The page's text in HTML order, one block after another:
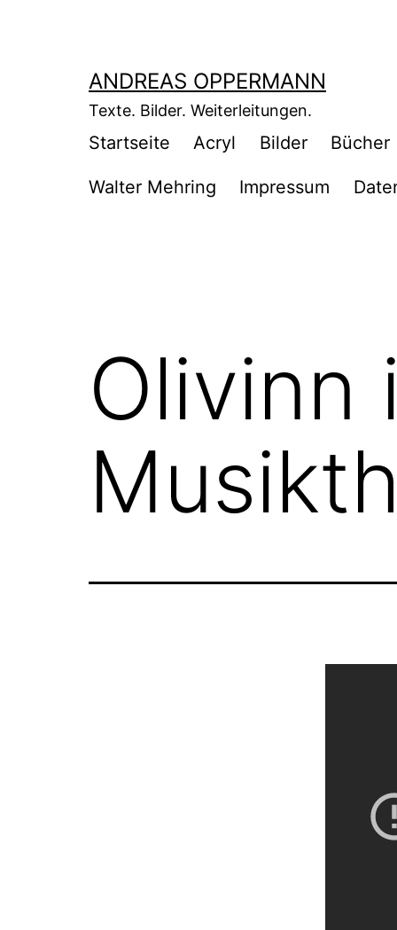
ANDREAS OPPERMANN
Texte. Bilder. Weiterleitungen.
Startseite Acryl Bilder Bücher
Walter Mehring Impressum
Olivinn